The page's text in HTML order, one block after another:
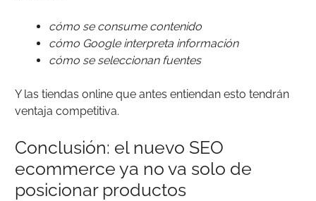
cómo se consume contenido
cómo Google interpreta información
cómo se seleccionan fuentes
Y las tiendas online que antes entiendan esto tendrán
ventaja competitiva.
Conclusión: el nuevo SEO
ecommerce ya no va solo de
posicionar productos